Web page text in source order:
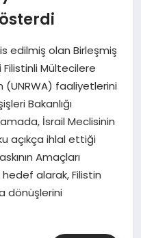
edilmiş olan Birleşmiş
Filistinli Mültecilere
(UNRWA) faaliyetlerini
Bakanlığı
İsrail Meclisinin
açıkça ihlal ettiği
Amaçları
hedef alarak, Filistin
dönüşlerini